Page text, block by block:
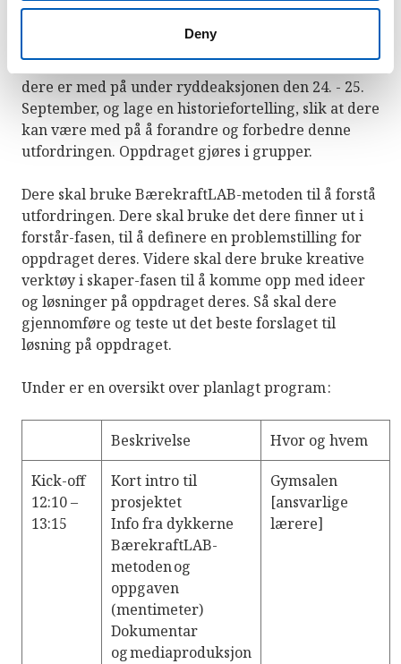
Deny
Oppdragetderes, er å dokumentere noe av det
dere er med på under ryddeaksjonen den 24. - 25.
September, og lage en historiefortelling, slik at dere
kan være med på å forandre og forbedre denne
utfordringen. Oppdraget gjøres i grupper.
Dere skal bruke BærekraftLAB-metoden til å forstå
utfordringen. Dere skal bruke det dere finner ut i
forstår-fasen, til å definere en problemstilling for
oppdraget deres. Videre skal dere bruke kreative
verktøy i skaper-fasen til å komme opp med ideer
og løsninger på oppdraget deres. Så skal dere
gjennomføre og teste ut det beste forslaget til
løsning på oppdraget.
Under er en oversikt over planlagt program :
Beskrivelse Hvor og hvem
Kick-off
12:10 –
13:15
Kort intro til
prosjektet
Info fra dykkerne
BærekraftLAB-
metoden og
oppgaven
(mentimeter)
Dokumentar
og mediaproduksjon
Gymsalen
[ansvarlige
lærere]